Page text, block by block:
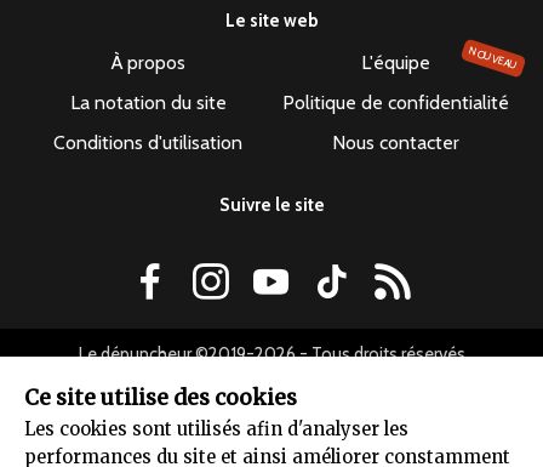
Ce site utilise des cookies
Les cookies sont utilisés afin d'analyser les
performances du site et ainsi améliorer constamment
Le site web
À propos L'équipe NOUVEAU
La notation du site
Politique de confidentialité
Conditions d'utilisation
Nous contacter
Suivre le site
Le dépuncheur ©2019-2026 - Tous droits réservés